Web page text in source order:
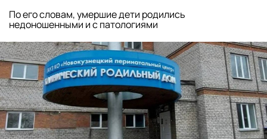
По его словам, умершие дети родились
недоношенными и с патологиями